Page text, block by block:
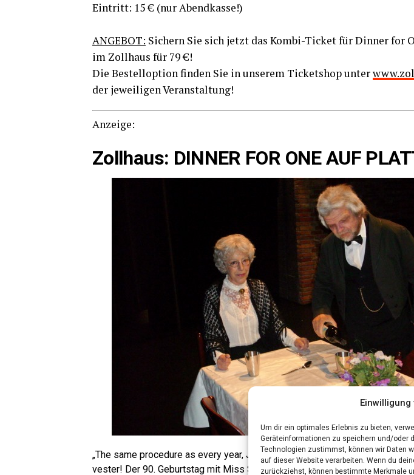
Einwilligung
Um dir ein optimales Erlebnis zu bieten,
Geräteinformationen zu speichern und/oder
Technologien zustimmst, können wir Daten
auf dieser Website verarbeiten. Wenn du
zurückziehst, können bestimmte Merkmale
Ein­tritt: 15 € (nur Abend­kas­se!)
ANGEBOT: Sichern Sie sich jetzt das Kom­bi-Ticket für Din­ner for
im Zoll­haus für 79 €!
Die Bestell­op­ti­on fin­den Sie in unse­rem Ticket­shop unter
der jewei­li­gen Veranstaltung!
Anzei­ge:
Zoll­haus: DINNER FOR ONE AUF
„The same pro­ce­du­re as every year, James!“ Wer kennt ihn nicht….den
ves­ter! Der 90. Geburts­tag mit Miss Sophie und ihrem treu­en But­ler